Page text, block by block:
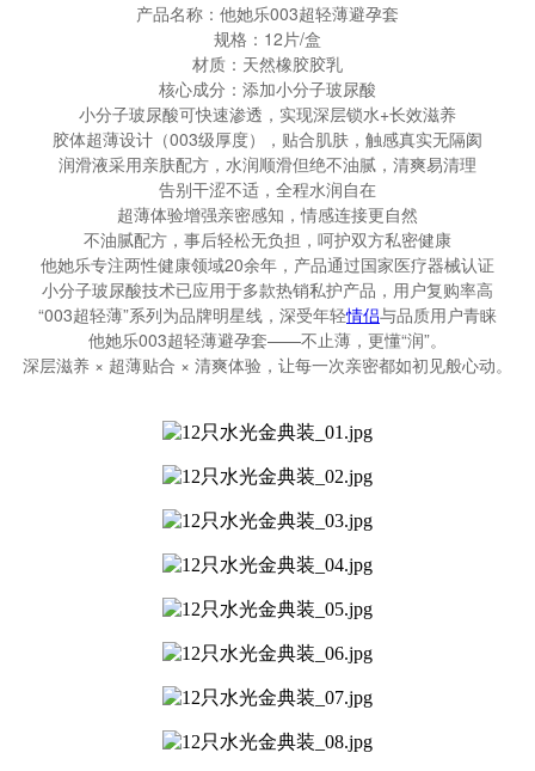
产品名称：他她乐003超轻薄避孕套
规格：12片/盒
材质：天然橡胶胶乳
核心成分：添加小分子玻尿酸
小分子玻尿酸可快速渗透，实现深层锁水+长效滋养
胶体超薄设计（003级厚度），贴合肌肤，触感真实无隔阂
润滑液采用亲肤配方，水润顺滑但绝不油腻，清爽易清理
告别干涩不适，全程水润自在
超薄体验增强亲密感知，情感连接更自然
不油腻配方，事后轻松无负担，呵护双方私密健康
他她乐专注两性健康领域20余年，产品通过国家医疗器械认证
小分子玻尿酸技术已应用于多款热销私护产品，用户复购率高
“003超轻薄”系列为品牌明星线，深受年轻情侣与品质用户青睐
他她乐003超轻薄避孕套——不止薄，更懂“润”。
深层滋养 × 超薄贴合 × 清爽体验，让每一次亲密都如初见般心动。